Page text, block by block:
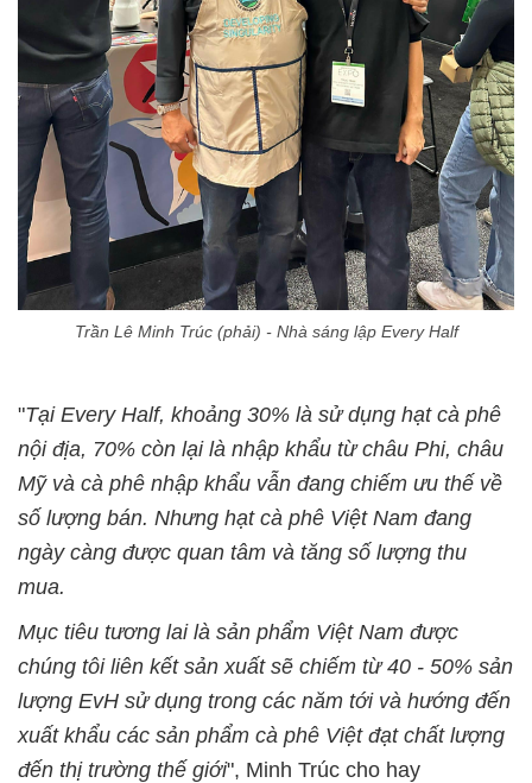
Trần Lê Minh Trúc (phải) - Nhà sáng lập Every Half
"Tại Every Half, khoảng 30% là sử dụng hạt cà phê
nội địa, 70% còn lại là nhập khẩu từ châu Phi, châu
Mỹ và cà phê nhập khẩu vẫn đang chiếm ưu thế về
số lượng bán. Nhưng hạt cà phê Việt Nam đang
ngày càng được quan tâm và tăng số lượng thu
mua.
Mục tiêu tương lai là sản phẩm Việt Nam được
chúng tôi liên kết sản xuất sẽ chiếm từ 40 - 50% sản
lượng EvH sử dụng trong các năm tới và hướng đến
xuất khẩu các sản phẩm cà phê Việt đạt chất lượng
đến thị trường thế giới", Minh Trúc cho hay